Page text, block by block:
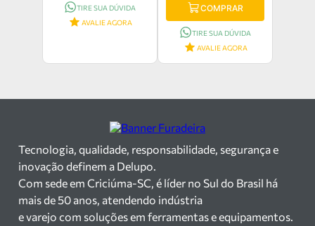
TIRE SUA DÚVIDA
AVALIE AGORA
COMPRAR
TIRE SUA DÚVIDA
AVALIE AGORA
Tecnologia, qualidade, responsabilidade, segurança e
inovação definem a Delupo.
Com sede em Criciúma-SC, é líder no Sul do Brasil há
mais de 50 anos, atendendo indústria
e varejo com soluções em ferramentas e equipamentos.